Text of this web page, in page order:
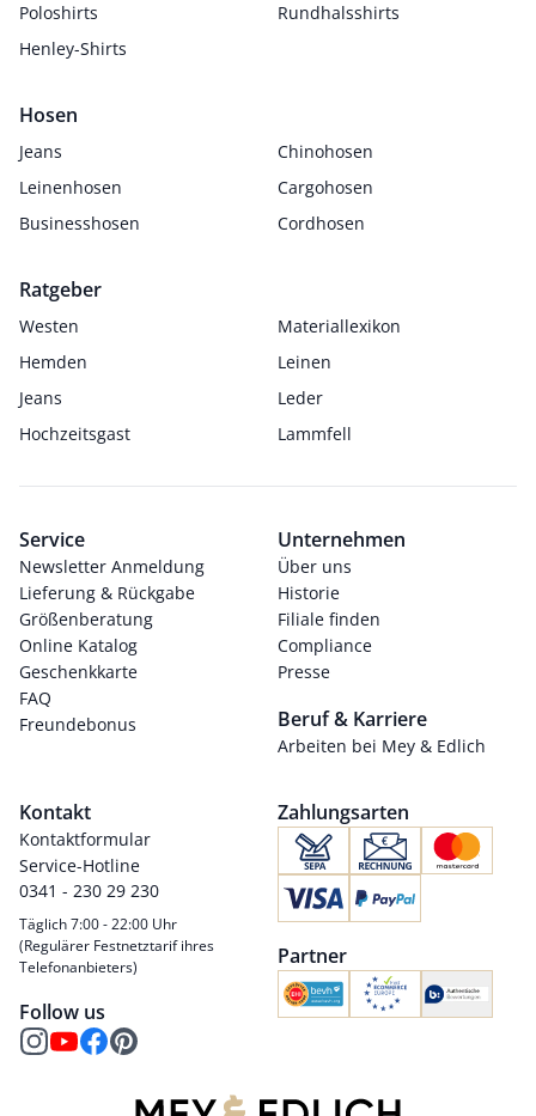
Poloshirts
Rundhalsshirts
Henley-Shirts
Hosen
Jeans
Chinohosen
Leinenhosen
Cargohosen
Businesshosen
Cordhosen
Ratgeber
Westen
Materiallexikon
Hemden
Leinen
Jeans
Leder
Hochzeitsgast
Lammfell
Service
Newsletter Anmeldung
Lieferung & Rückgabe
Größenberatung
Online Katalog
Geschenkkarte
FAQ
Freundebonus
Unternehmen
Über uns
Historie
Filiale finden
Compliance
Presse
Beruf & Karriere
Arbeiten bei Mey & Edlich
Kontakt
Kontaktformular
Service-Hotline
0341 - 230 29 230
Täglich 7:00 - 22:00 Uhr
(Regulärer Festnetztarif ihres
Telefonanbieters)
Follow us
Zahlungsarten
Partner